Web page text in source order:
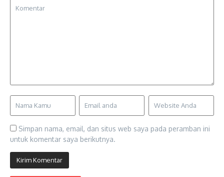
Simpan nama, email, dan situs web saya pada peramban ini
untuk komentar saya berikutnya.